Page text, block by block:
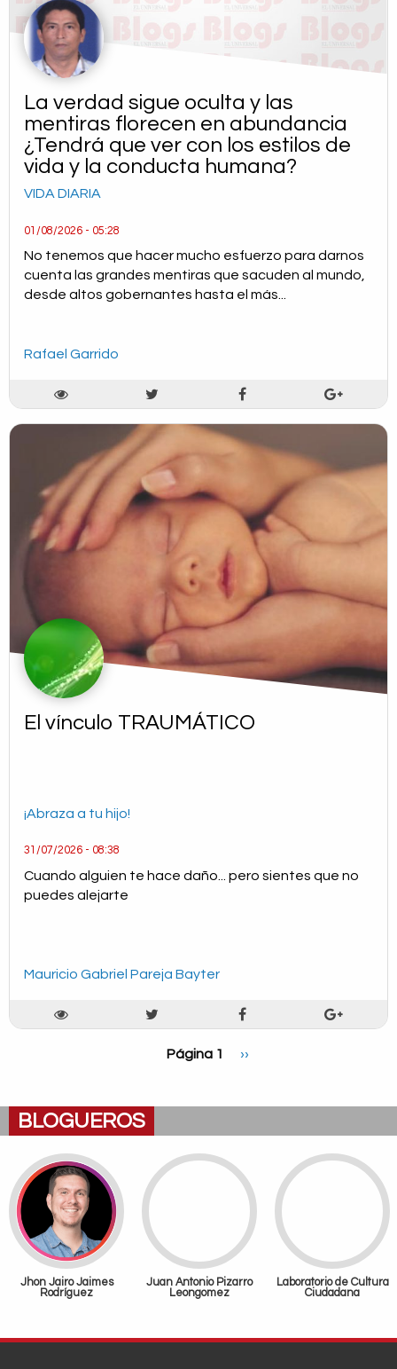
La verdad sigue oculta y las
mentiras florecen en abundancia
¿Tendrá que ver con los estilos de
vida y la conducta humana?
VIDA DIARIA
01/08/2026 - 05:28
No tenemos que hacer mucho esfuerzo para darnos
cuenta las grandes mentiras que sacuden al mundo,
desde altos gobernantes hasta el más...
Rafael Garrido
El vínculo TRAUMÁTICO
¡Abraza a tu hijo!
31/07/2026 - 08:38
Cuando alguien te hace daño... pero sientes que no
puedes alejarte
Mauricio Gabriel Pareja Bayter
Página 1
Siguiente
››
BLOGUEROS
Jhon Jairo Jaimes
Rodríguez
Juan Antonio Pizarro
Leongomez
Laboratorio de Cultura
Ciudadana